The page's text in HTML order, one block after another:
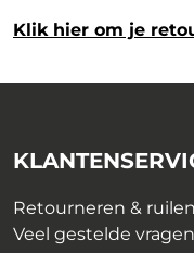
Klik hier om je
Retourneren & ruilen
Veel gestelde vragen